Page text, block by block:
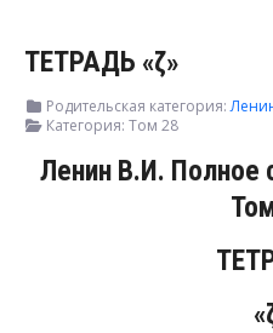
ТЕТРАДЬ «ζ»
Родительская категория:
Категория: Том 28
Ленин В.И. Полное